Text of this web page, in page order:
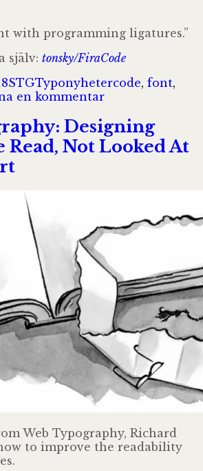
with programming ligatures.”
själv: tonsky/FiraCode
Författare
STGKategorier
TyponyheterTaggar
code, font,
en kommentartill
Designing
Read, Not Looked At
Web Typography, Richard
to improve the readability